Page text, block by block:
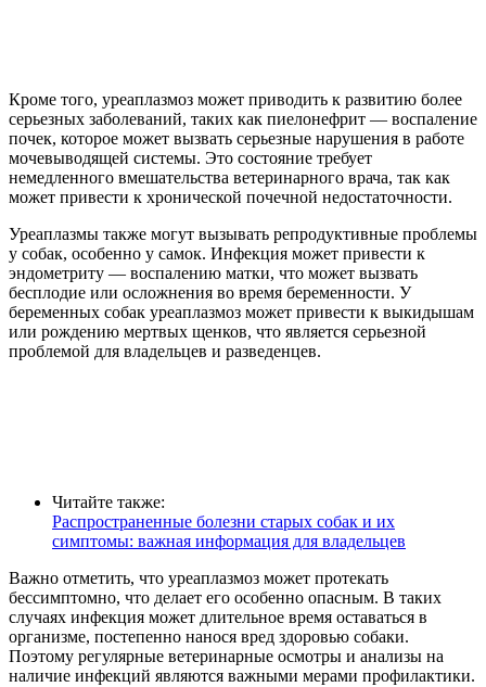
Кроме того, уреаплазмоз может приводить к развитию более
серьезных заболеваний, таких как пиелонефрит — воспаление
почек, которое может вызвать серьезные нарушения в работе
мочевыводящей системы. Это состояние требует
немедленного вмешательства ветеринарного врача, так как
может привести к хронической почечной недостаточности.
Уреаплазмы также могут вызывать репродуктивные проблемы
у собак, особенно у самок. Инфекция может привести к
эндометриту — воспалению матки, что может вызвать
бесплодие или осложнения во время беременности. У
беременных собак уреаплазмоз может привести к выкидышам
или рождению мертвых щенков, что является серьезной
проблемой для владельцев и разведенцев.
Читайте также:
Распространенные болезни старых собак и их
симптомы: важная информация для владельцев
Важно отметить, что уреаплазмоз может протекать
бессимптомно, что делает его особенно опасным. В таких
случаях инфекция может длительное время оставаться в
организме, постепенно нанося вред здоровью собаки.
Поэтому регулярные ветеринарные осмотры и анализы на
наличие инфекций являются важными мерами профилактики.